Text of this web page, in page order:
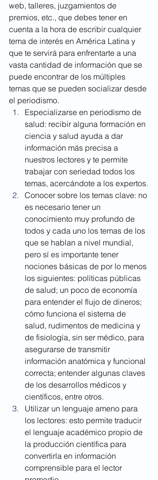
web, talleres, juzgamientos de
premios, etc., que debes tener en
cuenta a la hora de escribir cualquier
tema de interés en América Latina y
que te servirá para enfrentarte a una
vasta cantidad de información que se
puede encontrar de los múltiples
temas que se pueden socializar desde
el periodismo.
Especializarse en periodismo de
salud: recibir alguna formación en
ciencia y salud ayuda a dar
información más precisa a
nuestros lectores y te permite
trabajar con seriedad todos los
temas, acercándote a los expertos.
Conocer sobre los temas clave: no
es necesario tener un
conocimiento muy profundo de
todos y cada uno los temas de los
que se hablan a nivel mundial,
pero sí es importante tener
nociones básicas de por lo menos
los siguientes: políticas públicas
de salud; un poco de economía
para entender el flujo de dineros;
cómo funciona el sistema de
salud, rudimentos de medicina y
de fisiología, sin ser médico, para
asegurarse de transmitir
información anatómica y funcional
correcta; entender algunas claves
de los desarrollos médicos y
científicos, entre otros.
Utilizar un lenguaje ameno para
los lectores: esto permite traducir
el lenguaje académico propio de
la producción científica para
convertirla en información
comprensible para el lector